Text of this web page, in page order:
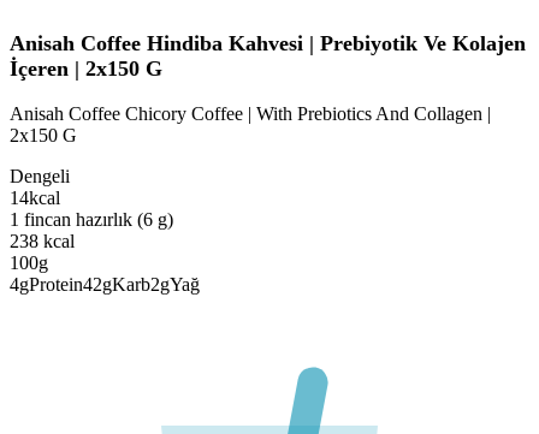
Anisah Coffee Hindiba Kahvesi | Prebiyotik Ve Kolajen
İçeren | 2x150 G
Anisah Coffee Chicory Coffee | With Prebiotics And Collagen |
2x150 G
Dengeli
14kcal
1 fincan hazırlık (6 g)
238 kcal
100g
4gProtein42gKarb2gYağ